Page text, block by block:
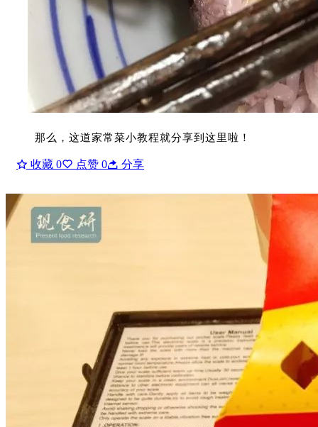
那么，这道家常菜小教程就分享到这里啦！
收藏 0 点赞 0 分享